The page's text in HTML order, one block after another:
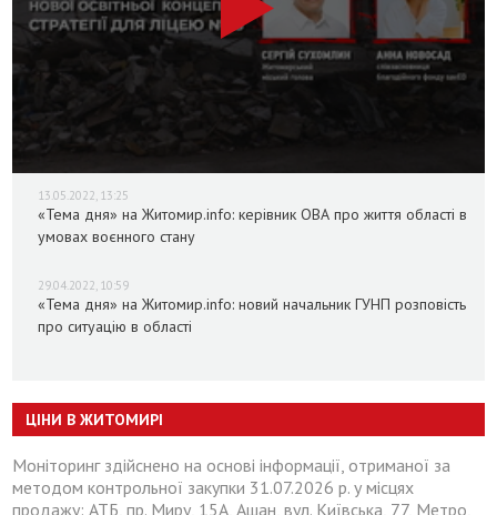
13.05.2022, 13:25
«Тема дня» на Житомир.info: керівник ОВА про життя області в
умовах воєнного стану
29.04.2022, 10:59
«Тема дня» на Житомир.info: новий начальник ГУНП розповість
про ситуацію в області
ЦІНИ В ЖИТОМИРІ
Моніторинг здійснено на основі інформації, отриманої за
методом контрольної закупки 31.07.2026 р. у місцях
продажу: АТБ, пр. Миру, 15А, Ашан, вул. Київська, 77, Метро,